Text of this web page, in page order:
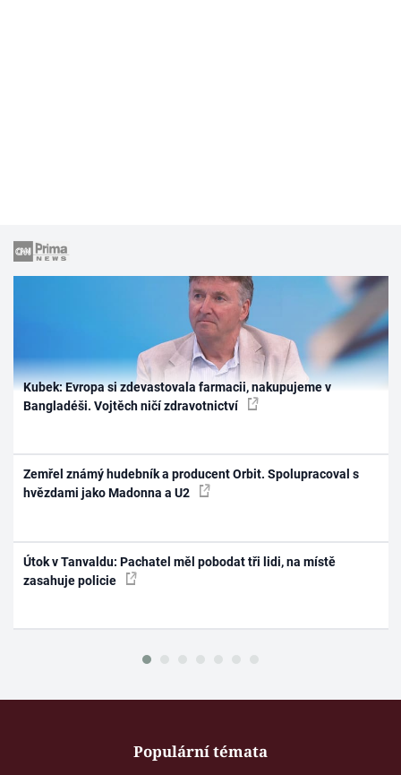
Kubek: Evropa si zdevastovala farmacii, nakupujeme v
Bangladéši. Vojtěch ničí zdravotnictví
Zemřel známý hudebník a producent Orbit. Spolupracoval s
hvězdami jako Madonna a U2
Útok v Tanvaldu: Pachatel měl pobodat tři lidi, na místě
zasahuje policie
Populární témata